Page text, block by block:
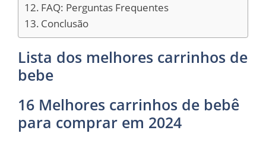
FAQ: Perguntas Frequentes
Conclusão
Lista dos melhores carrinhos de
bebe
16 Melhores carrinhos de bebê
para comprar em 2024